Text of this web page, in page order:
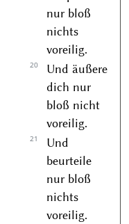
nur bloß
nichts
voreilig.
20
Und äußere
dich nur
bloß nicht
voreilig.
21
Und
beurteile
nur bloß
nichts
voreilig.